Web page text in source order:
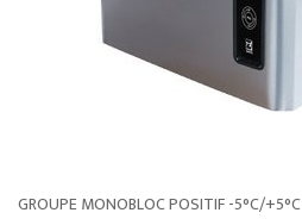
GROUPE MONOBLOC POSITIF -5°C/+5°C